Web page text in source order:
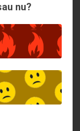
nu?